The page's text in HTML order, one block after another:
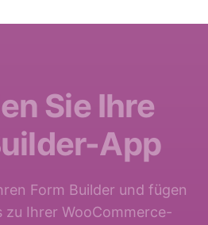
Sie Ihre
App
Form Builder und fügen
zu Ihrer WooCommerce-